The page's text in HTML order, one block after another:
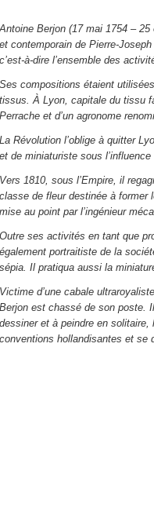
Antoine Berjon (17 mai 1754 –
et contemporain de Pierre-
c’est-à-dire l’ensemble des
Ses compositions étaient
tissus. À Lyon, capitale du tissu
Perrache et d’un agronome
La Révolution l’oblige à quitter
et de miniaturiste sous
Vers 1810, sous l’Empire, il
classe de fleur destinée à former
mise au point par l’ingénieur
Outre ses activités en tant que
également portraitiste de la
sépia. Il pratiqua aussi la
Victime d’une cabale
Berjon est chassé de son poste.
dessiner et à peindre en
conventions hollandisantes et se